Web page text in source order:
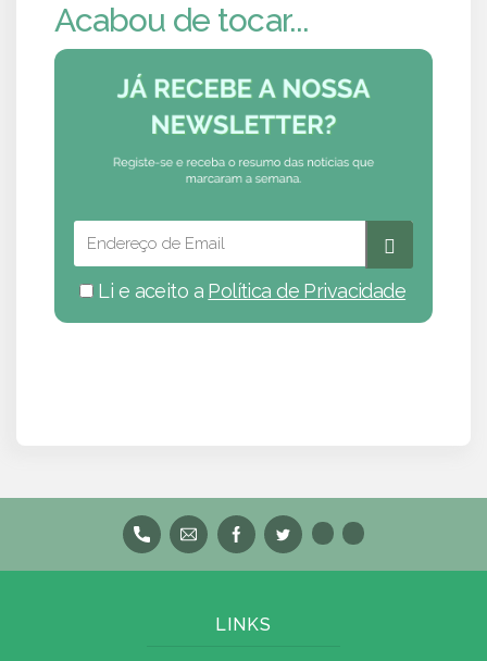
Acabou de tocar...
Li e aceito a Política de Privacidade
LINKS